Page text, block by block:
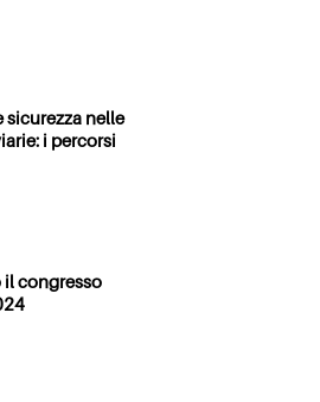
sicurezza nelle
i percorsi
il congresso